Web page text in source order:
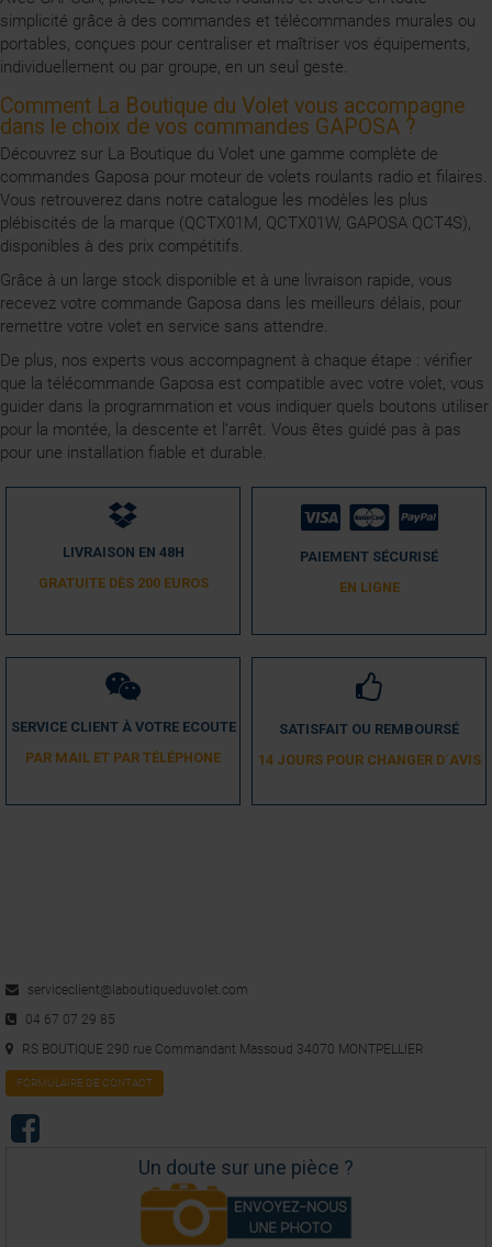
simplicité grâce à des commandes et télécommandes murales ou
portables, conçues pour centraliser et maîtriser vos équipements,
individuellement ou par groupe, en un seul geste.
Comment La Boutique du Volet vous accompagne
dans le choix de vos commandes GAPOSA ?
Découvrez sur La Boutique du Volet une gamme complète de
commandes Gaposa pour moteur de volets roulants radio et filaires.
Vous retrouverez dans notre catalogue les modèles les plus
plébiscités de la marque (QCTX01M, QCTX01W, GAPOSA QCT4S),
disponibles à des prix compétitifs.
Grâce à un large stock disponible et à une livraison rapide, vous
recevez votre commande Gaposa dans les meilleurs délais, pour
remettre votre volet en service sans attendre.
De plus, nos experts vous accompagnent à chaque étape : vérifier
que la télécommande Gaposa est compatible avec votre volet, vous
guider dans la programmation et vous indiquer quels boutons utiliser
pour la montée, la descente et l’arrêt. Vous êtes guidé pas à pas
pour une installation fiable et durable.
LIVRAISON EN 48H
GRATUITE DÈS 200 EUROS
PAIEMENT SÉCURISÉ
EN LIGNE
SERVICE CLIENT À VOTRE ECOUTE
PAR MAIL ET PAR TÉLÉPHONE
SATISFAIT OU REMBOURSÉ
14 JOURS POUR CHANGER D´AVIS
serviceclient@laboutiqueduvolet.com
04 67 07 29 85
RS BOUTIQUE 290 rue Commandant Massoud 34070 MONTPELLIER
FORMULAIRE DE CONTACT
Un doute sur une pièce ?